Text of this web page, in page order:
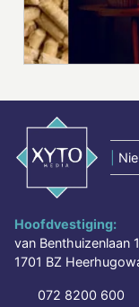
Hoofdvestiging:
van Benthuizenlaan 1
1701 BZ
072 8200 600